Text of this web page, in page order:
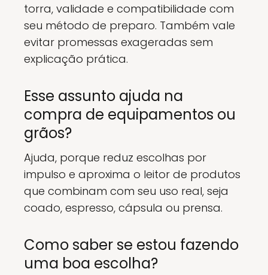
torra, validade e compatibilidade com
seu método de preparo. Também vale
evitar promessas exageradas sem
explicação prática.
Esse assunto ajuda na
compra de equipamentos ou
grãos?
Ajuda, porque reduz escolhas por
impulso e aproxima o leitor de produtos
que combinam com seu uso real, seja
coado, espresso, cápsula ou prensa.
Como saber se estou fazendo
uma boa escolha?